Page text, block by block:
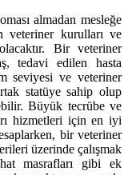
almadan mesleğe
kurulları ve
Bir veteriner
tedavi edilen hasta
seviyesi ve veteriner
statüye sahip olup
Büyük tecrübe ve
hizmetleri için en iyi
bir veteriner
üzerinde çalışmak
masrafları gibi ek